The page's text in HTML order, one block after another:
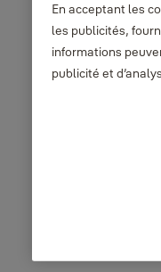
En acceptant les
les publicités,
informations
publicité et